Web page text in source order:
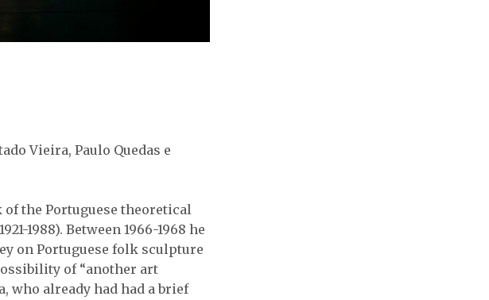
Vieira, Paulo Quedas e
the Portuguese theoretical
1988). Between 1966-1968 he
on Portuguese folk sculpture
of “another art
who already had had a brief